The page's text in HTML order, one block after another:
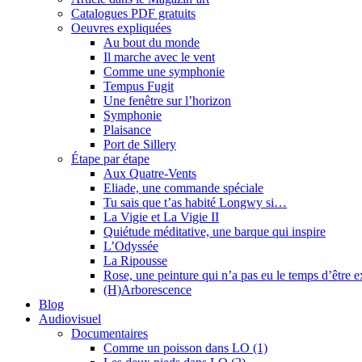
Catalogues PDF gratuits
Oeuvres expliquées
Au bout du monde
Il marche avec le vent
Comme une symphonie
Tempus Fugit
Une fenêtre sur l’horizon
Symphonie
Plaisance
Port de Sillery
Étape par étape
Aux Quatre-Vents
Eliade, une commande spéciale
Tu sais que t’as habité Longwy si…
La Vigie et La Vigie II
Quiétude méditative, une barque qui inspire
L’Odyssée
La Ripousse
Rose, une peinture qui n’a pas eu le temps d’être
(H)Arborescence
Blog
Audiovisuel
Documentaires
Comme un poisson dans LO (1)